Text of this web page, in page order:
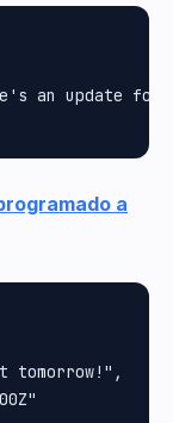
an update for
a
tomorrow!",